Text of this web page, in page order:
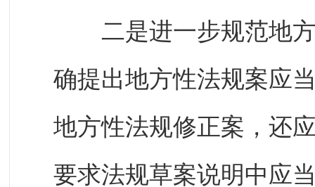
二是进一步规范地方
确提出地方性法规案应
地方性法规修正案，还
要求法规草案说明中应